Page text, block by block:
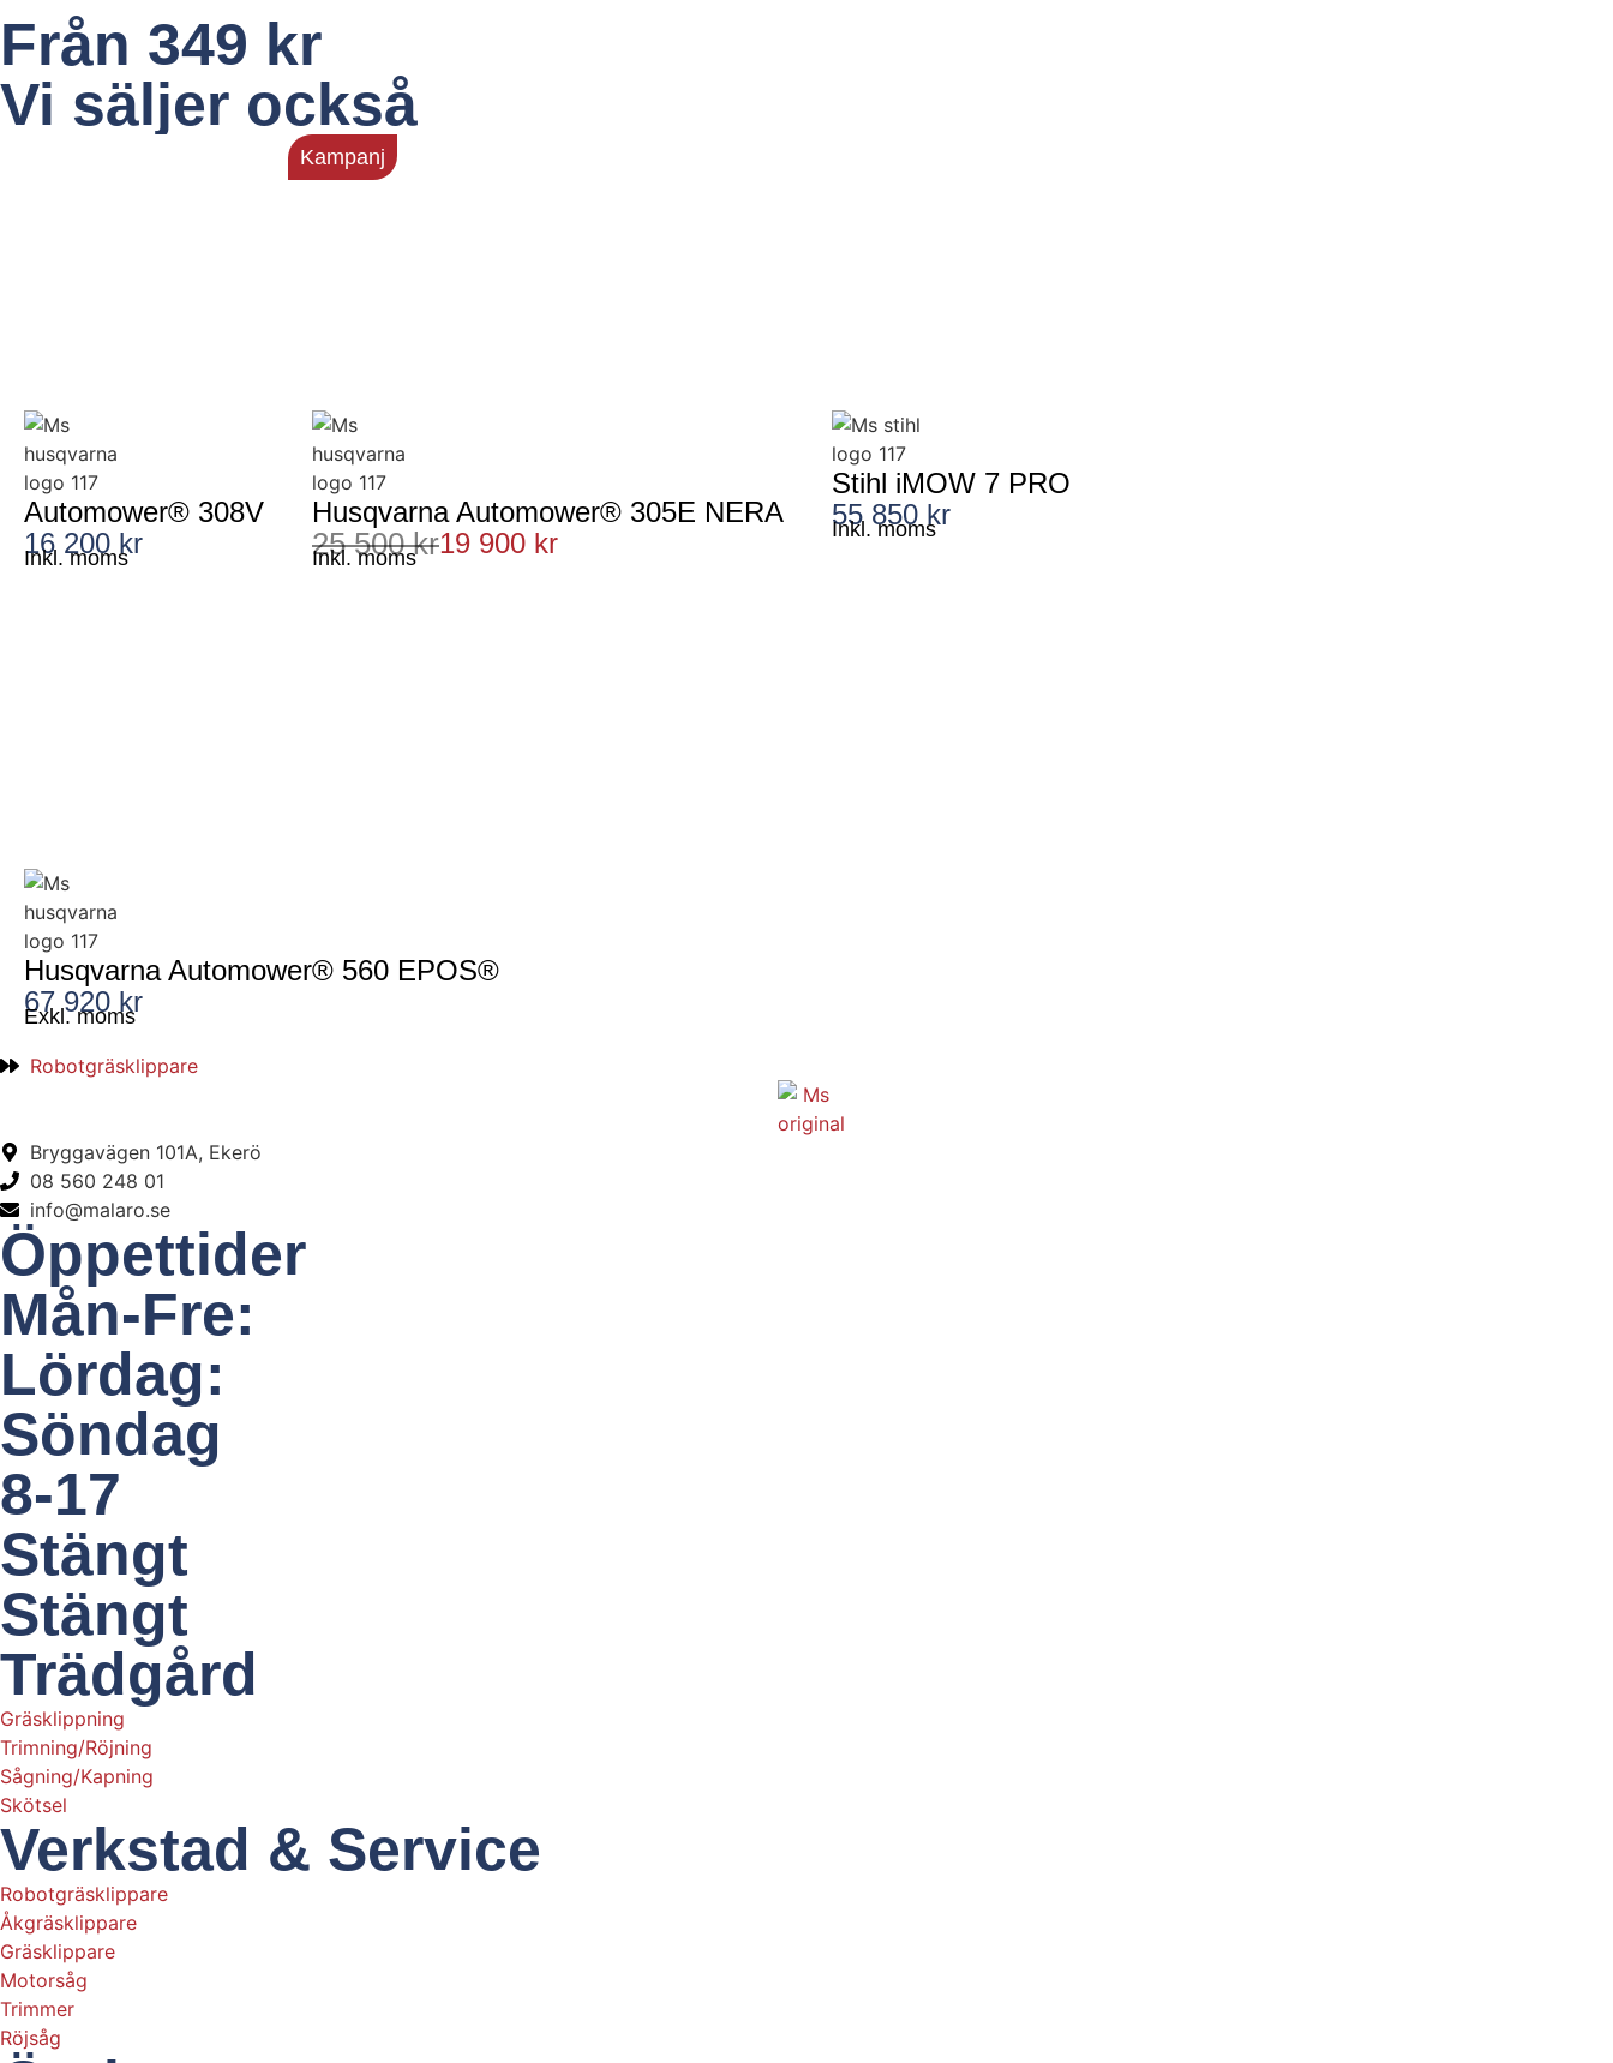
Från 349 kr
Vi säljer också
Automower® 308V
16 200 kr
Inkl. moms
Kampanj
Husqvarna Automower® 305E NERA
25 500 kr19 900 kr
Inkl. moms
Stihl iMOW 7 PRO
55 850 kr
Inkl. moms
Husqvarna Automower® 560 EPOS®
67 920 kr
Exkl. moms
Robotgräsklippare
Bryggavägen 101A, Ekerö
08 560 248 01
info@malaro.se
Öppettider
Mån-Fre:
Lördag:
Söndag
8-17
Stängt
Stängt
Trädgård
Gräsklippning
Trimning/Röjning
Sågning/Kapning
Skötsel
Verkstad & Service
Robotgräsklippare
Åkgräsklippare
Gräsklippare
Motorsåg
Trimmer
Röjsåg